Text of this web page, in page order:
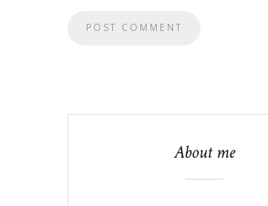
About me